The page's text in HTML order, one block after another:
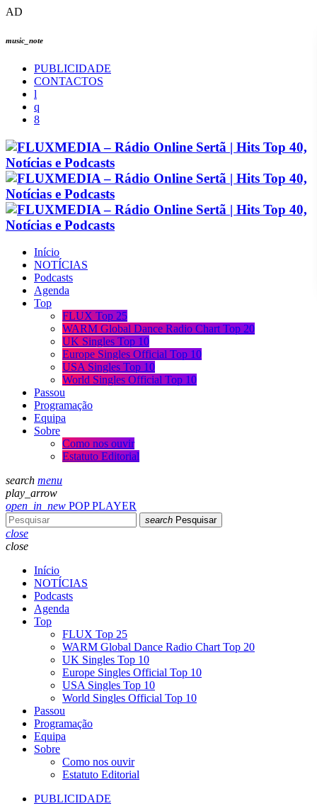
AD
music_note
PUBLICIDADE
CONTACTOS
Início
NOTÍCIAS
Podcasts
Agenda
Top
FLUX Top 25
WARM Global Dance Radio Chart Top 20
UK Singles Top 10
Europe Singles Official Top 10
USA Singles Top 10
World Singles Official Top 10
Passou
Programação
Equipa
Sobre
Como nos ouvir
Estatuto Editorial
search menu
play_arrow
open_in_new POP PLAYER
search Pesquisar
close
close
Início
NOTÍCIAS
Podcasts
Agenda
Top
FLUX Top 25
WARM Global Dance Radio Chart Top 20
UK Singles Top 10
Europe Singles Official Top 10
USA Singles Top 10
World Singles Official Top 10
Passou
Programação
Equipa
Sobre
Como nos ouvir
Estatuto Editorial
PUBLICIDADE